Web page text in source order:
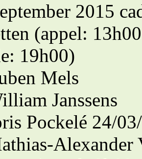
2015
(appel:
19h00)
Mels
Janssens
Pockelé 24/
Alexander